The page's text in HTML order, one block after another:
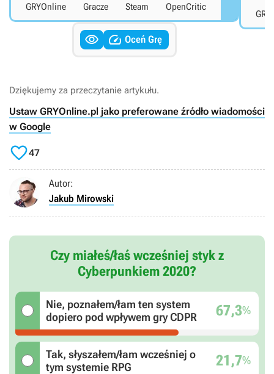
GRYOnline Gracze Steam OpenCritic
  Oceń Grę
Dziękujemy za przeczytanie artykułu.
Ustaw GRYOnline.pl jako preferowane źródło wiadomości
w Google
47
Autor:
Jakub Mirowski
Czy miałeś/łaś wcześniej styk z
Cyberpunkiem 2020?
Nie, poznałem/łam ten system
dopiero pod wpływem gry CDPR
67,3%
Tak, słyszałem/łam wcześniej o
tym systemie RPG
21,7%